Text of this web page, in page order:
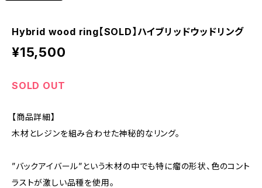
Hybrid wood ring【SOLD】ハイブリッドウッドリング
¥15,500
SOLD OUT
【商品詳細】
木材とレジンを組み合わせた神秘的なリング。
”バックアイバール”という木材の中でも特に瘤の形状、色のコント
ラストが激しい品種を使用。